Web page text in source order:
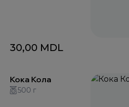
30,00 MDL
Кока Кола
500 г